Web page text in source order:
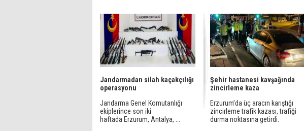
Jandarmadan silah kaçakçılığı
operasyonu
Jandarma Genel Komutanlığı
ekiplerince son iki
haftada Erzurum, Antalya, ...
Şehir hastanesi kavşağında
zincirleme kaza
Erzurum’da üç aracın karıştığı
zincirleme trafik kazası, trafiği
durma noktasına getirdi.